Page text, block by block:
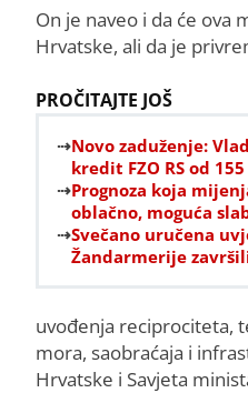
On je naveo i da će
Hrvatske, ali da je
PROČITAJTE JOŠ
Novo zaduženje:
kredit FZO RS od
Prognoza koja
oblačno, moguća
Svečano uručena
Žandarmerije
uvođenja reciprociteta,
mora, saobraćaja i
Hrvatske i Savjeta